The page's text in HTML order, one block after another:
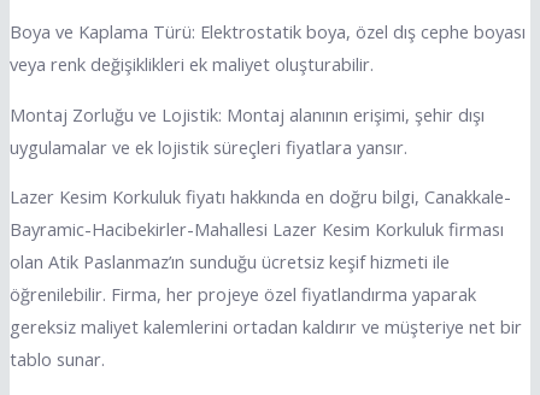
Boya ve Kaplama Türü: Elektrostatik boya, özel dış cephe boyası
veya renk değişiklikleri ek maliyet oluşturabilir.
Montaj Zorluğu ve Lojistik: Montaj alanının erişimi, şehir dışı
uygulamalar ve ek lojistik süreçleri fiyatlara yansır.
Lazer Kesim Korkuluk fiyatı hakkında en doğru bilgi, Canakkale-
Bayramic-Hacibekirler-Mahallesi Lazer Kesim Korkuluk firması
olan Atik Paslanmaz’ın sunduğu ücretsiz keşif hizmeti ile
öğrenilebilir. Firma, her projeye özel fiyatlandırma yaparak
gereksiz maliyet kalemlerini ortadan kaldırır ve müşteriye net bir
tablo sunar.